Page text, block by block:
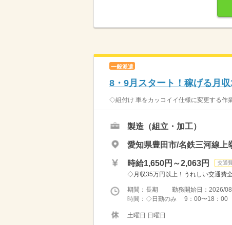
一般派遣
8・9月スタート！稼げる月
◇組付け 車をカッコイイ仕様に変更する作
製造（組立・加工）
愛知県豊田市/名鉄三河線上
時給1,650円～2,063円 交通
◇月収35万円以上！うれしい交通費
期間：長期 勤務開始日：2026/
時間：◇日勤のみ 9：00〜18：00
土曜日 日曜日